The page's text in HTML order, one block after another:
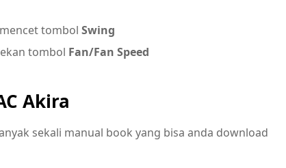
tombol Swing
tombol Fan/Fan Speed
Akira
sekali manual book yang bisa anda download